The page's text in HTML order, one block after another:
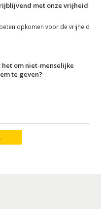
met onze vrijheid
opkomen voor de vrijheid
het om niet-menselijke
te geven?